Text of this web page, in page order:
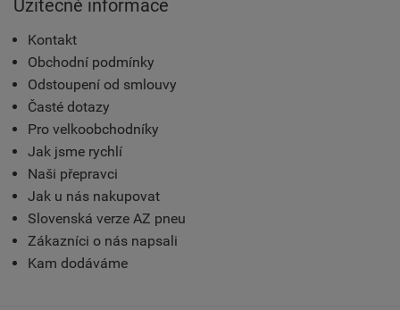
Užitečné informace
Kontakt
Obchodní podmínky
Odstoupení od smlouvy
Časté dotazy
Pro velkoobchodníky
Jak jsme rychlí
Naši přepravci
Jak u nás nakupovat
Slovenská verze AZ pneu
Zákazníci o nás napsali
Kam dodáváme